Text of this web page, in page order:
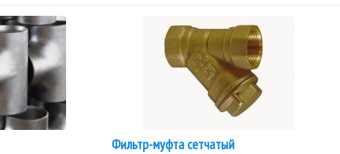
Фильтр-муфта сетчатый